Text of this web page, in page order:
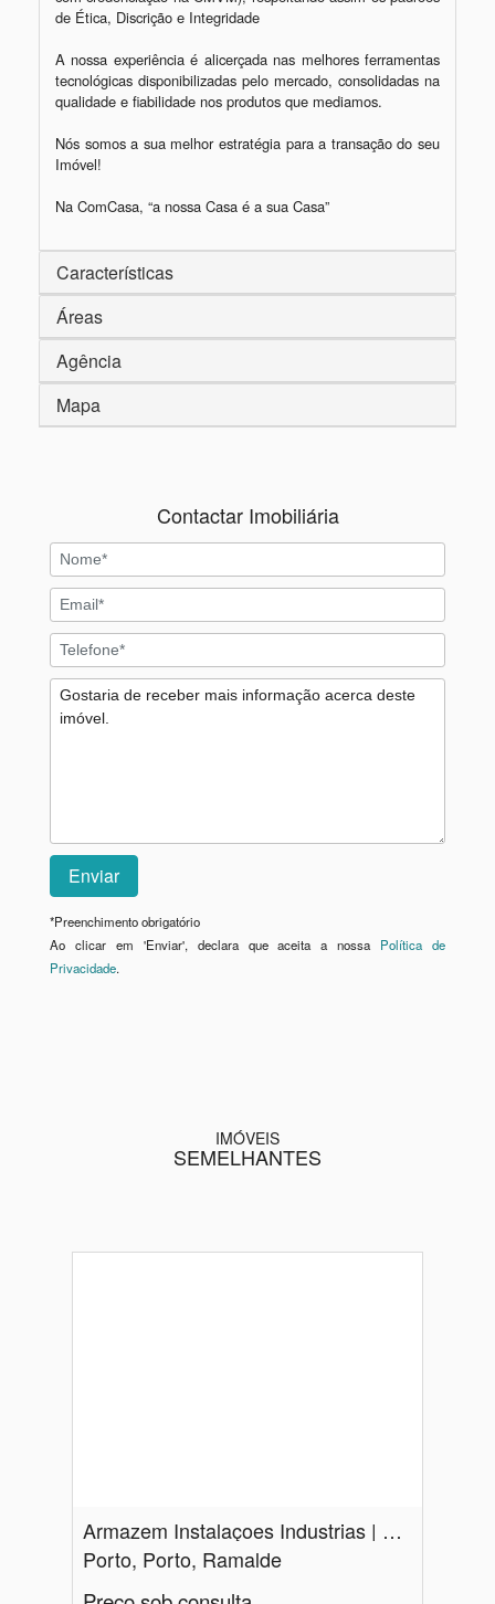
de Ética, Discrição e Integridade
A nossa experiência é alicerçada nas melhores ferramentas
tecnológicas disponibilizadas pelo mercado, consolidadas na
qualidade e fiabilidade nos produtos que mediamos.
Nós somos a sua melhor estratégia para a transação do seu
Imóvel!
Características
Áreas
Agência
Mapa
Contactar Imobiliária
*Preenchimento obrigatório
Ao clicar em 'Enviar', declara que aceita a nossa Política de
Privacidade.
IMÓVEIS
SEMELHANTES
Armazem Instalaçoes Industrias | Porto
Porto, Porto, Ramalde